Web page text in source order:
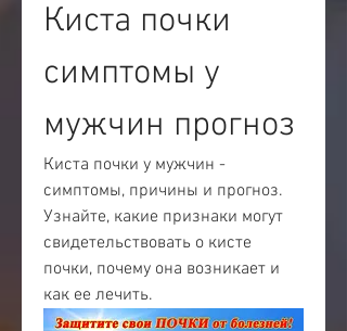
Киста почки
симптомы у
мужчин прогноз
Киста почки у мужчин -
симптомы, причины и прогноз.
Узнайте, какие признаки могут
свидетельствовать о кисте
почки, почему она возникает и
как ее лечить.